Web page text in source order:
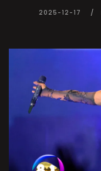
2025-12-17